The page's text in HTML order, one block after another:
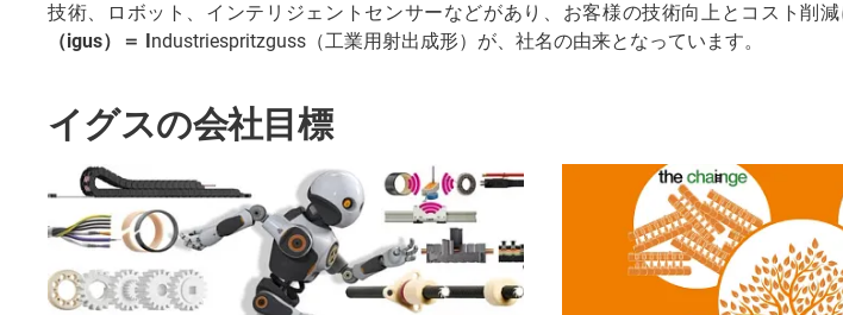
技術、ロボット、インテリジェントセンサーなどがあり、お客様の技術向上とコスト削
（igus）＝ Industriespritzguss（工業用射出成形）が、社名の由来となっています。
イグスの会社目標